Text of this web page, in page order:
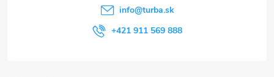
info@turba.sk
+421 911 569 888